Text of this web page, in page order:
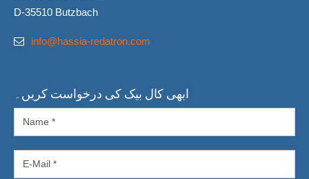
D-35510 Butzbach
info@hassia-redatron.com
ابھی کال بیک کی درخواست کریں۔